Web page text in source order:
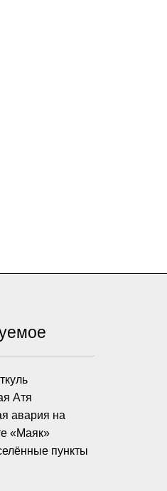
Атя
авария на
«Маяк»
пункты